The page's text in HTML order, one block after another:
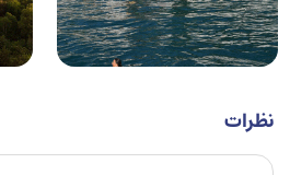
نظرات